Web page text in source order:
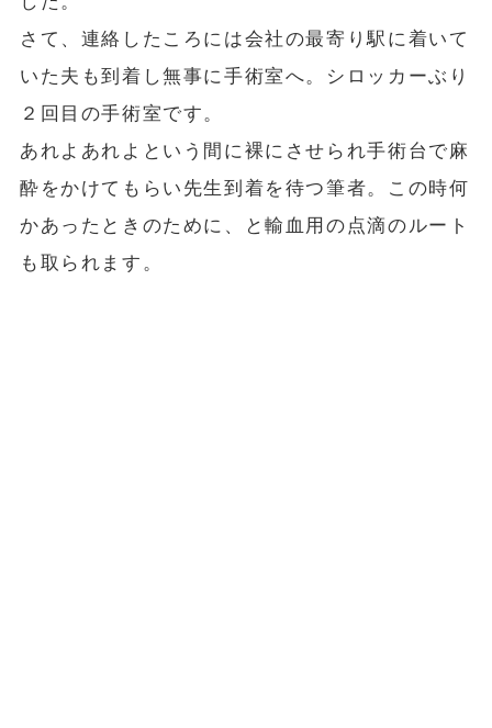
さて、連絡したころには会社の最寄り駅に着いて
いた夫も到着し無事に手術室へ。シロッカーぶり
２回目の手術室です。
あれよあれよという間に裸にさせられ手術台で麻
酔をかけてもらい先生到着を待つ筆者。この時何
かあったときのために、と輸血用の点滴のルート
も取られます。